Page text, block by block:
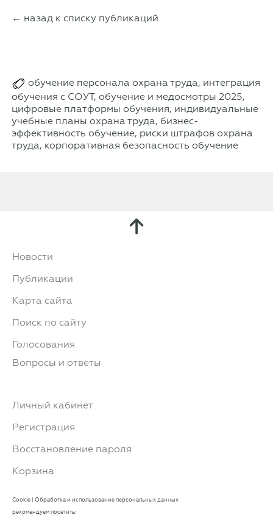
← назад к списку публикаций
обучение персонала охрана труда, интеграция
обучения с СОУТ, обучение и медосмотры 2025,
цифровые платформы обучения, индивидуальные
учебные планы охрана труда, бизнес-
эффективность обучение, риски штрафов охрана
труда, корпоративная безопасность обучение
Новости
Публикации
Карта сайта
Поиск по сайту
Голосования
Вопросы и ответы
Личный кабинет
Регистрация
Восстановление пароля
Корзина
Cookie | Обработка и использование персональных данных
рекомендуем посетить: